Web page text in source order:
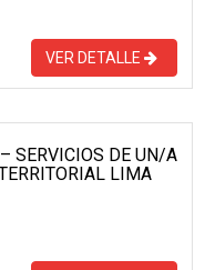
VER DETALLE
SERVICIOS DE UN/A
LIMA